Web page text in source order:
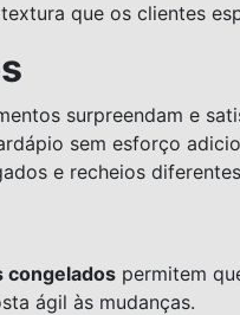
que os clientes
surpreendam e
sem esforço
e recheios
congelados permitem
ágil às mudanças.